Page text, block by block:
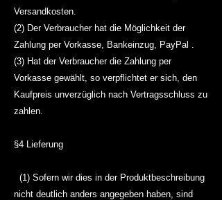
Versandkosten.
(2) Der Verbraucher hat die Möglichkeit der
Zahlung per Vorkasse, Bankeinzug, PayPal .
(3) Hat der Verbraucher die Zahlung per
Vorkasse gewählt, so verpflichtet er sich, den
Kaufpreis unverzüglich nach Vertragsschluss zu
zahlen.
§4 Lieferung
(1) Sofern wir dies in der Produktbeschreibung
nicht deutlich anders angegeben haben, sind